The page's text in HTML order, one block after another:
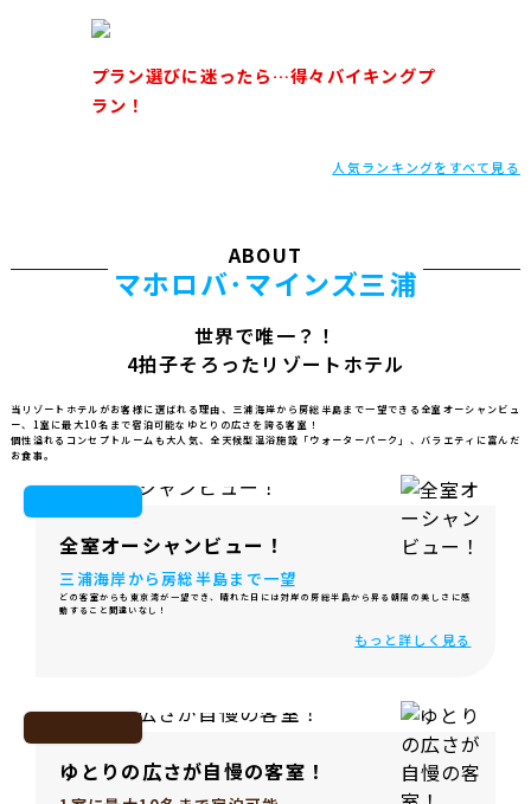
プラン選びに迷ったら…得々バイキングプ
ラン！
人気ランキングをすべて見る
ABOUT
マホロバ･マインズ三浦
世界で唯一？！
4拍子そろったリゾートホテル
当リゾートホテルがお客様に選ばれる理由、三浦海岸から房総半島まで一望できる全室オーシャンビュ
ー、
1室に最大10名まで宿泊可能なゆとりの広さを誇る客室！
個性溢れるコンセプトルームも大人気、全天候型温浴施設「ウォーターパーク」、 バラエティに富んだ
お食事。
全室オーシャンビュー！
三浦海岸から房総半島まで一望
どの客室からも東京湾が一望でき、晴れた日には対岸の房総半島から昇る朝陽の美しさに感
動すること間違いなし！
もっと詳しく見る
ゆとりの広さが自慢の客室！